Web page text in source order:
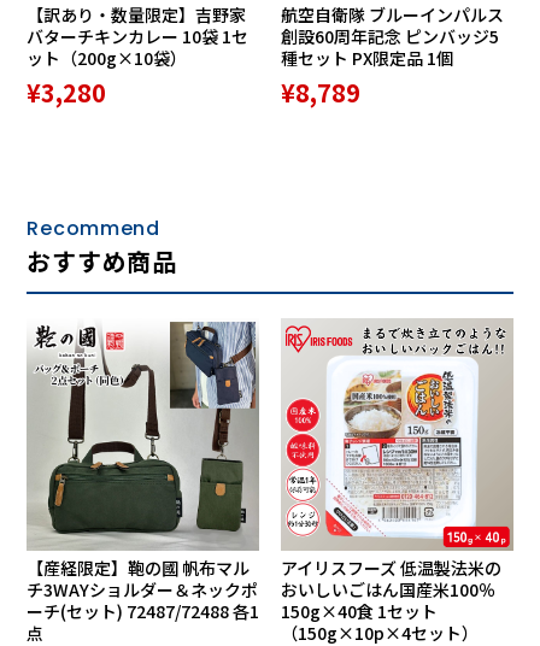
【訳あり・数量限定】吉野家
バターチキンカレー 10袋 1セ
ット（200g×10袋）
¥3,280
航空自衛隊 ブルーインパルス
創設60周年記念 ピンバッジ5
種セット PX限定品 1個
¥8,789
Recommend
おすすめ商品
【産経限定】鞄の國 帆布マル
チ3WAYショルダー＆ネックポ
ーチ(セット) 72487/72488 各1
点
アイリスフーズ 低温製法米の
おいしいごはん国産米100％
150g×40食 1セット
（150g×10p×4セット）